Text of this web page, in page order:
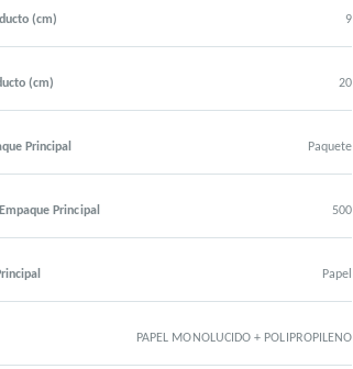
(cm) 9
(cm) 20
Principal Paquete
Principal 500
Papel
PAPEL MONOLUCIDO + POLIPROPILENO